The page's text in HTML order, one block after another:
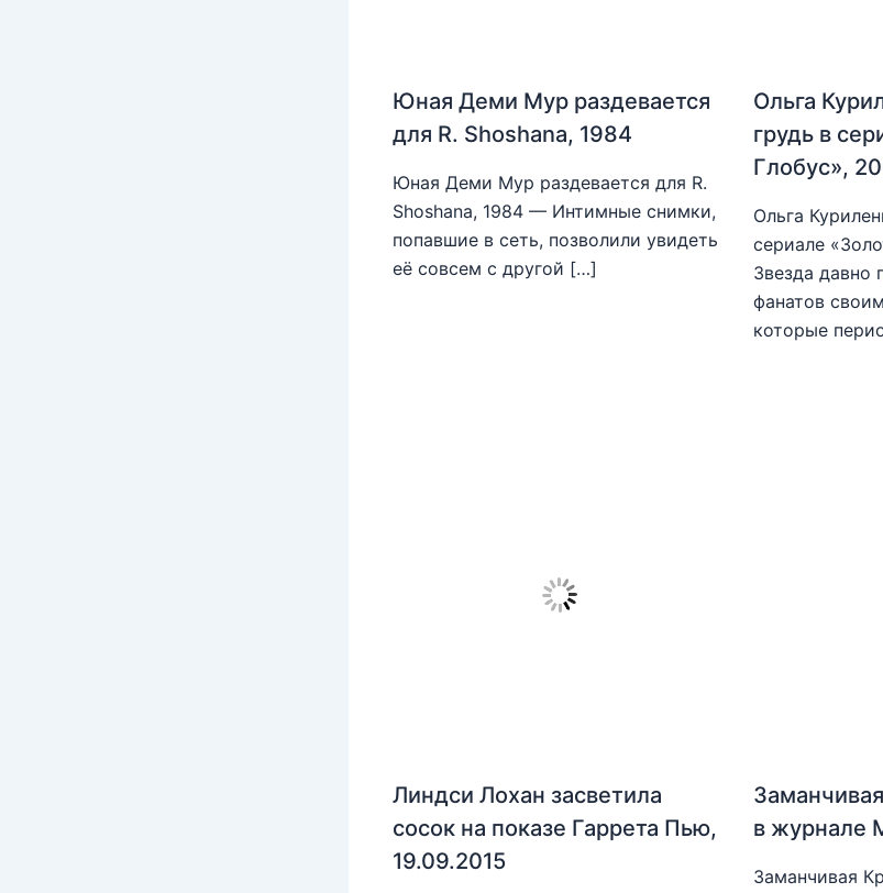
Юная Деми Мур раздевается
для R. Shoshana, 1984
Юная Деми Мур раздевается для R.
Shoshana, 1984 — Интимные снимки,
попавшие в сеть, позволили увидеть
её совсем с другой […]
Ольга
грудь в
Глобус»,
Ольга
сериале
Звезда давно
фанатов
которые
Линдси Лохан засветила
сосок на показе Гаррета Пью,
19.09.2015
в журнале
Заманчивая